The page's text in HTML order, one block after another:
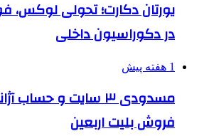
یورتان دکارت؛ تحولی لوکس،
در دکوراسیون داخلی
1 هفته پیش
مسدودی ۳ سایت و
فروش بلیت اربعین